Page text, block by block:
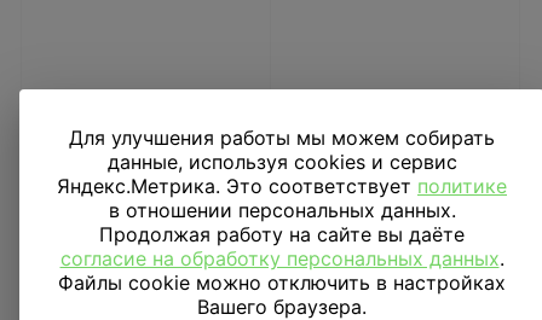
Для улучшения работы мы можем собирать
данные, используя cookies и сервис
Яндекс.Метрика. Это соответствует политике
в отношении персональных данных.
Продолжая работу на сайте вы даёте
согласие на обработку персональных данных.
Файлы cookie можно отключить в настройках
Вашего браузера.